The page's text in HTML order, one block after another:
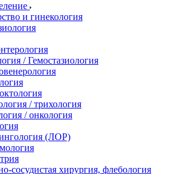
и гинекология
/ Гемостазиология
/ трихология
/ онкология
(ЛОР)
сосудистая хирургия, флебология